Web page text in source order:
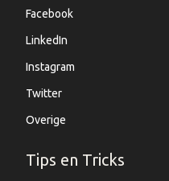
Facebook
LinkedIn
Instagram
Twitter
Overige
Tips en Tricks